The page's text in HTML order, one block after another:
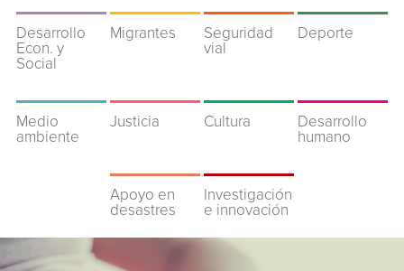
Desarrollo
Econ. y
Social
Migrantes
Seguridad
vial
Deporte
Medio
ambiente
Justicia Cultura
Desarrollo
humano
Apoyo en
desastres
Investigación
e innovación